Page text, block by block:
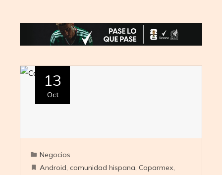
13
Oct
Negocios
Android, comunidad hispana, Coparmex,